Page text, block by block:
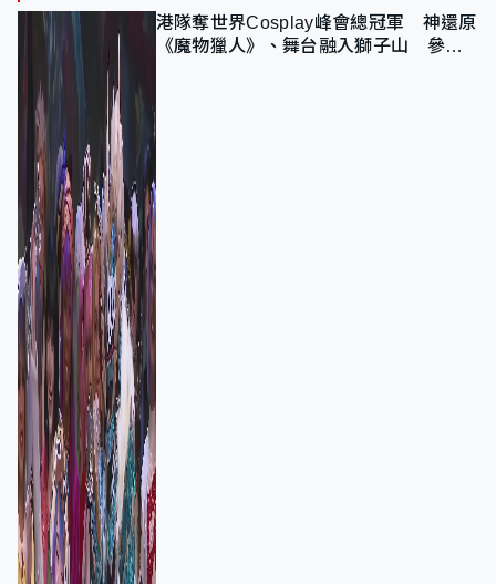
港隊奪世界Cosplay峰會總冠軍 神還原
《魔物獵人》、舞台融入獅子山 參賽